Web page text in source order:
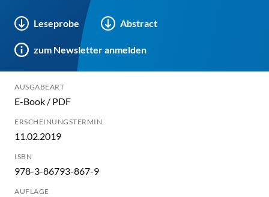
Leseprobe Abstract
zum Newsletter anmelden
AUSGABEART
E-Book / PDF
ERSCHEINUNGSTERMIN
11.02.2019
ISBN
978-3-86793-867-9
AUFLAGE